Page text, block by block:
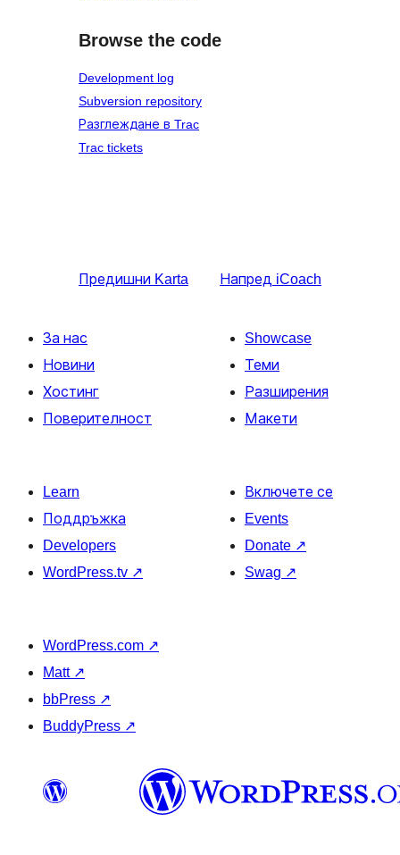
Browse the code
Development log
Subversion repository
Разглеждане в Trac
Trac tickets
Предишни Karta Напред iCoach
За нас
Новини
Хостинг
Поверителност
Showcase
Теми
Разширения
Макети
Learn
Поддръжка
Developers
WordPress.tv ↗
Включете се
Events
Donate ↗
Swag ↗
WordPress.com ↗
Matt ↗
bbPress ↗
BuddyPress ↗